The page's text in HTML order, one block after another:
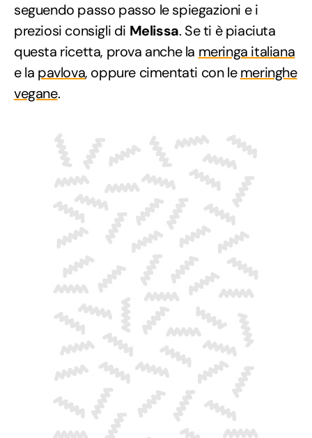
seguendo passo passo le spiegazioni e i
preziosi consigli di Melissa. Se ti è piaciuta
questa ricetta, prova anche la meringa italiana
e la pavlova, oppure cimentati con lemeringhe
vegane.